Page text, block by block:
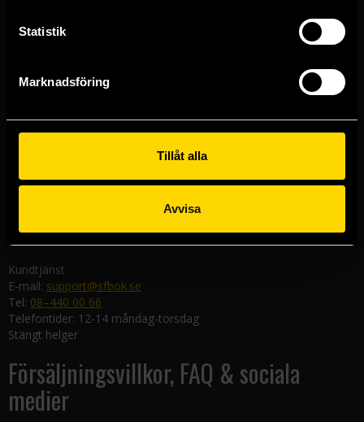
Statistik
Marknadsföring
Tillåt alla
Avvisa
Västerlånggatan 48
Göteborgsbutiken
Kungsgatan 19
Malmöbutiken
582 19 Linköping
Kundtjänst
E-mail: support@sfbok.se
Tel: 08–440 00 66
Telefontider: 12-14 måndag-torsdag
Stängt helger
Försäljningsvillkor, FAQ & sociala
medier